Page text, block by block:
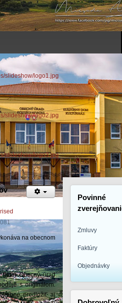
slideshow/logo1.jpg
slideshow/logo2.jpg
slideshow/logo3.jpg
na obecnom
listínObecný úrad
s originálom.
predložiť aj
Povinné
Zmluvy
Faktúry
Objednávky